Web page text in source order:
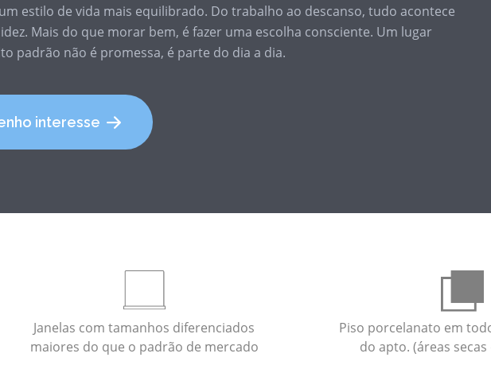
estilo de vida mais equilibrado. Do trabalho ao descanso, tudo acontece
Mais do que morar bem, é fazer uma escolha consciente. Um lugar
padrão não é promessa, é parte do dia a dia.
interesse
Janelas com tamanhos diferenciados
maiores do que o padrão de mercado
Piso porcelanato em
do apto. (áreas